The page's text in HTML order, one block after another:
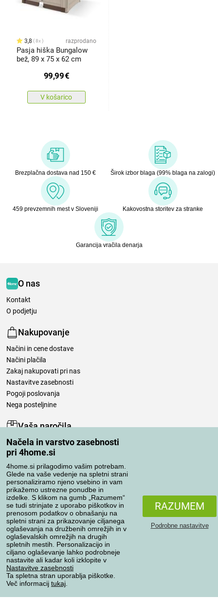
Načela in varstvo zasebnosti
pri 4home.si
4home.si prilagodimo vašim potrebam.
Glede na vaše vedenje na spletni strani
personaliziramo njeno vsebino in vam
prikažemo ustrezne ponudbe in
izdelke. S klikom na gumb „Razumem“
se tudi strinjate z uporabo piškotkov in
prenosom podatkov o obnašanju na
spletni strani za prikazovanje ciljanega
oglaševanja na družbenih omrežjih in v
oglaševalskih omrežjih na drugih
spletnih mestih. Personalizacijo in
ciljano oglaševanje lahko podrobneje
nastavite ali kadar koli izklopite v
Nastavitve zasebnosti
Ta spletna stran uporablja piškotke.
Več informacij tukaj
RAZUMEM
Podrobne nastavitve
3,8 8x razprodano
Pasja hiška Bungalow
bež, 89 x 75 x 62 cm
99,99€
V košarico
Brezplačna dostava nad 150 € Širok izbor blaga (99% blaga na zalogi)
459 prevzemnih mest v Sloveniji Kakovostna storitev za stranke
Garancija vračila denarja
O nas
Kontakt
O podjetju
Nakupovanje
Načini in cene dostave
Načini plačila
Zakaj nakupovati pri nas
Nastavitve zasebnosti
Pogoji poslovanja
Nega posteljnine
Vaša naročila
Moj račun
Pregled naročil
Reklamacija
Odstop od kupoprodajne pogodbe
Pravila obdelave ocen
Načini prevoza
Načini plačila
Zanesljiva trgovina